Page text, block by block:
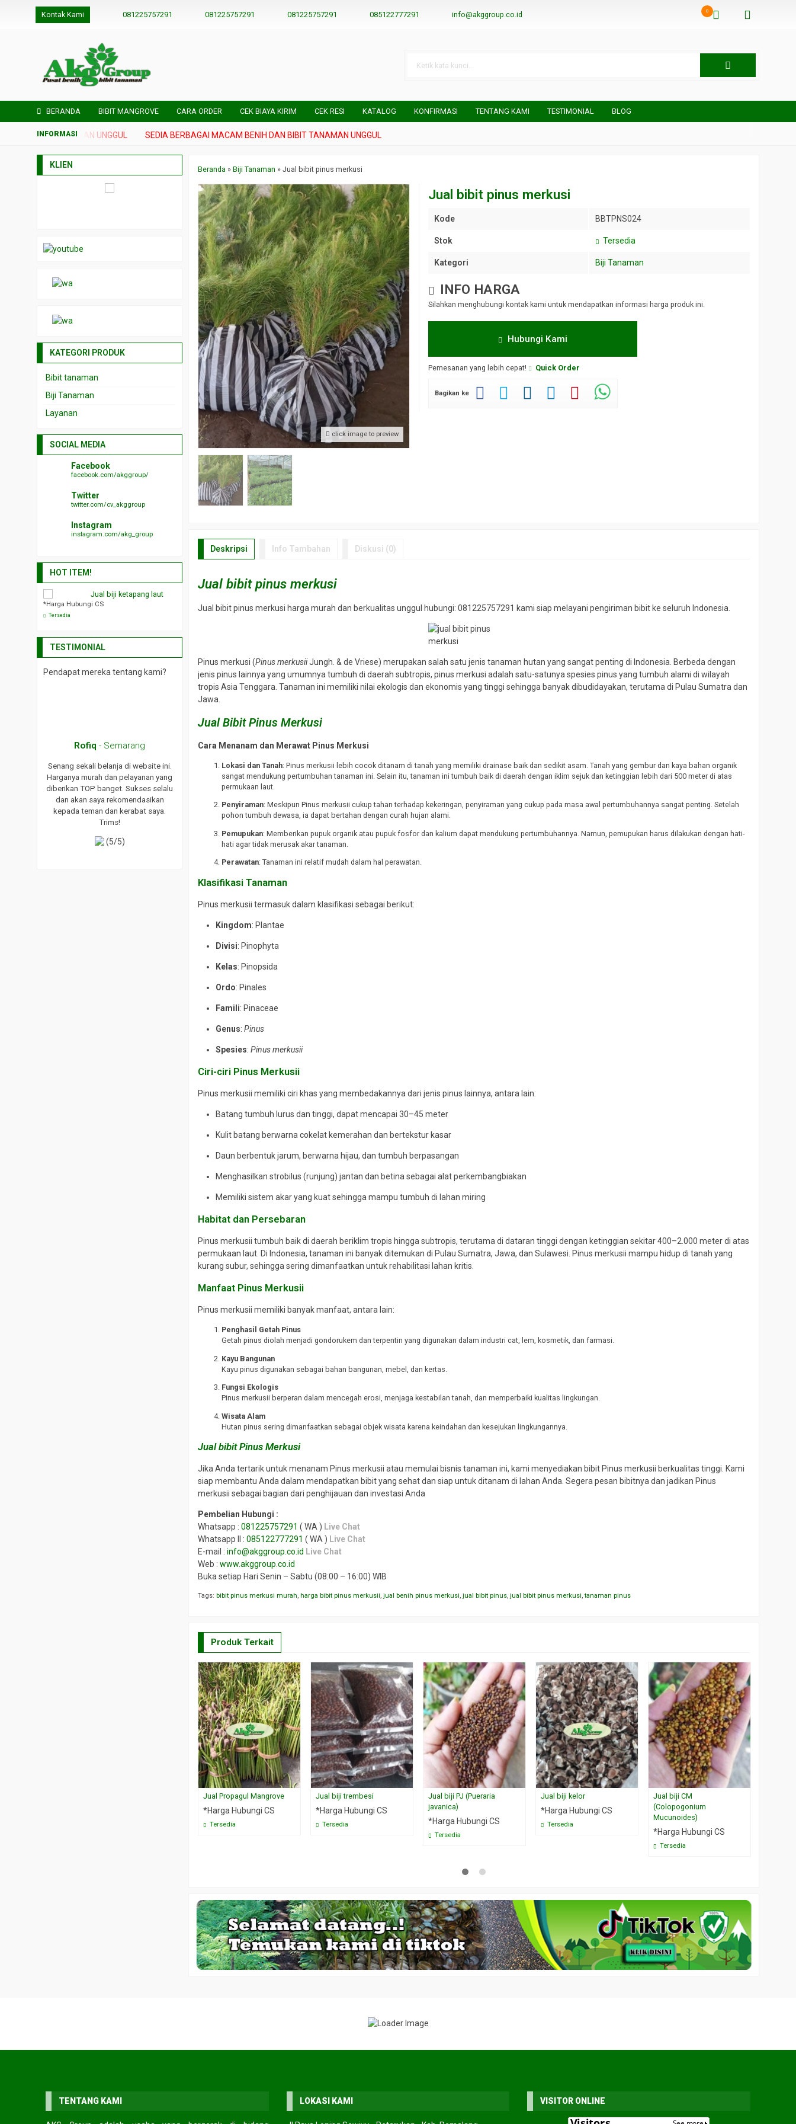
Kontak Kami 081225757291 081225757291 081225757291 085122777291 info@akggroup.co.id 0
BERANDA BIBIT MANGROVE CARA ORDER CEK BIAYA KIRIM CEK RESI KATALOG KONFIRMASI TENTANG KAMI TESTIMONIAL BLOG
BIBIT TANAMAN UNGGUL SEDIA BERBAGAI MACAM BENIH DAN BIBIT TANAMAN UNGGUL
Beranda »Biji Tanaman »Jual bibit pinus merkusi
click image to preview
Jual bibit pinus merkusi
Kode BBTPNS024
Stok Tersedia
Kategori Biji Tanaman
INFO HARGA
Silahkan menghubungi kontak kami untuk mendapatkan informasi harga produk ini.
Hubungi Kami
Pemesanan yang lebih cepat! Quick Order
Bagikan ke
Deskripsi Info Tambahan Diskusi (0)
Jual bibit pinus merkusi
Jual bibit pinus merkusi harga murah dan berkualitas unggul hubungi: 081225757291 kami siap melayani pengiriman bibit ke seluruh Indonesia.
Pinus merkusi (Pinus merkusiiJungh. & de Vriese) merupakan salah satu jenis tanaman hutan yang sangat penting di Indonesia. Berbeda dengan
jenis pinus lainnya yang umumnya tumbuh di daerah subtropis, pinus merkusi adalah satu-satunya spesies pinus yang tumbuh alami di wilayah
tropis Asia Tenggara. Tanaman ini memiliki nilai ekologis dan ekonomis yang tinggi sehingga banyak dibudidayakan, terutama di Pulau Sumatra dan
Jawa.
Jual Bibit Pinus Merkusi
Cara Menanam dan Merawat Pinus Merkusi
Lokasi dan Tanah: Pinus merkusii lebih cocok ditanam di tanah yang memiliki drainase baik dan sedikit asam. Tanah yang gembur dan kaya bahan organik
sangat mendukung pertumbuhan tanaman ini. Selain itu, tanaman ini tumbuh baik di daerah dengan iklim sejuk dan ketinggian lebih dari 500 meter di atas
permukaan laut.
Penyiraman: Meskipun Pinus merkusii cukup tahan terhadap kekeringan, penyiraman yang cukup pada masa awal pertumbuhannya sangat penting. Setelah
pohon tumbuh dewasa, ia dapat bertahan dengan curah hujan alami.
Pemupukan: Memberikan pupuk organik atau pupuk fosfor dan kalium dapat mendukung pertumbuhannya. Namun, pemupukan harus dilakukan dengan hati-
hati agar tidak merusak akar tanaman.
Perawatan: Tanaman ini relatif mudah dalam hal perawatan.
Klasifikasi Tanaman
Pinus merkusii termasuk dalam klasifikasi sebagai berikut:
Kingdom: Plantae
Divisi: Pinophyta
Kelas: Pinopsida
Ordo: Pinales
Famili: Pinaceae
Genus:Pinus
Spesies:Pinus merkusii
Ciri-ciri Pinus Merkusii
Pinus merkusii memiliki ciri khas yang membedakannya dari jenis pinus lainnya, antara lain:
Batang tumbuh lurus dan tinggi, dapat mencapai 30–45 meter
Kulit batang berwarna cokelat kemerahan dan bertekstur kasar
Daun berbentuk jarum, berwarna hijau, dan tumbuh berpasangan
Menghasilkan strobilus (runjung) jantan dan betina sebagai alat perkembangbiakan
Memiliki sistem akar yang kuat sehingga mampu tumbuh di lahan miring
Habitat dan Persebaran
Pinus merkusii tumbuh baik di daerah beriklim tropis hingga subtropis, terutama di dataran tinggi dengan ketinggian sekitar 400–2.000 meter di atas
permukaan laut. Di Indonesia, tanaman ini banyak ditemukan di Pulau Sumatra, Jawa, dan Sulawesi. Pinus merkusii mampu hidup di tanah yang
kurang subur, sehingga sering dimanfaatkan untuk rehabilitasi lahan kritis.
Manfaat Pinus Merkusii
Pinus merkusii memiliki banyak manfaat, antara lain:
Penghasil Getah Pinus
Getah pinus diolah menjadi gondorukem dan terpentin yang digunakan dalam industri cat, lem, kosmetik, dan farmasi.
Kayu Bangunan
Kayu pinus digunakan sebagai bahan bangunan, mebel, dan kertas.
Fungsi Ekologis
Pinus merkusii berperan dalam mencegah erosi, menjaga kestabilan tanah, dan memperbaiki kualitas lingkungan.
Wisata Alam
Hutan pinus sering dimanfaatkan sebagai objek wisata karena keindahan dan kesejukan lingkungannya.
Jual bibit Pinus Merkusi
Jika Anda tertarik untuk menanam Pinus merkusii atau memulai bisnis tanaman ini, kami menyediakan bibit Pinus merkusii berkualitas tinggi. Kami
siap membantu Anda dalam mendapatkan bibit yang sehat dan siap untuk ditanam di lahan Anda. Segera pesan bibitnya dan jadikan Pinus
merkusii sebagai bagian dari penghijauan dan investasi Anda
Pembelian Hubungi :
Whatsapp :081225757291 ( WA ) Live Chat
Whatsapp II :085122777291 ( WA ) Live Chat
E-mail :info@akggroup.co.id Live Chat
Web :www.akggroup.co.id
Buka setiap Hari Senin – Sabtu (08:00 – 16:00) WIB
Tags: bibit pinus merkusi murah, harga bibit pinus merkusii,jual benih pinus merkusi,jual bibit pinus,jual bibit pinus merkusi,tanaman pinus
Produk Terkait
Jual Propagul Mangrove
*Harga Hubungi CS
Tersedia
Jual biji trembesi
*Harga Hubungi CS
Tersedia
Jual biji PJ (Pueraria
javanica)
*Harga Hubungi CS
Tersedia
Jual biji kelor
*Harga Hubungi CS
Tersedia
Jual biji CM
(Colopogonium
Mucunoides)
*Harga Hubungi CS
Tersedia
KLIEN
KATEGORI PRODUK
Bibit tanaman
Biji Tanaman
Layanan
SOCIAL MEDIA
Facebook
facebook.com/akggroup/
Twitter
twitter.com/cv_akggroup
Instagram
instagram.com/akg_group
HOT ITEM!
Jual biji ketapang laut
*Harga Hubungi CS
Tersedia
Jual bibit sengon laut
*Harga Hubungi CS *Harga Hubungi CS *Harga Hubungi CS
TESTIMONIAL
Pendapat mereka tentang kami?
Rofiq - Semarang
Senang sekali belanja di website ini.
Harganya murah dan pelayanan yang
diberikan TOP banget. Sukses selalu
dan akan saya rekomendasikan
kepada teman dan kerabat saya.
Trims!
(5/5)
TENTANG KAMI LOKASI KAMI VISITOR ONLINE